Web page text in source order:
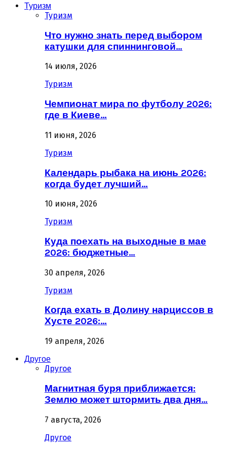
Туризм
Туризм
Что нужно знать перед выбором
катушки для спиннинговой…
14 июля, 2026
Туризм
Чемпионат мира по футболу 2026:
где в Киеве…
11 июня, 2026
Туризм
Календарь рыбака на июнь 2026:
когда будет лучший…
10 июня, 2026
Туризм
Куда поехать на выходные в мае
2026: бюджетные…
30 апреля, 2026
Туризм
Когда ехать в Долину нарциссов в
Хусте 2026:…
19 апреля, 2026
Другое
Другое
Магнитная буря приближается:
Землю может штормить два дня…
7 августа, 2026
Другое